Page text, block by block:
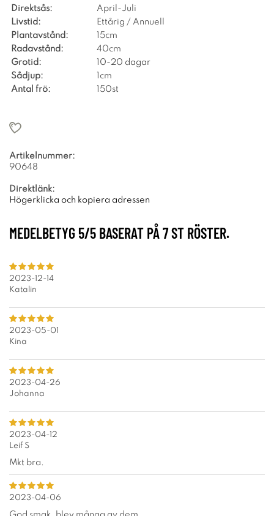
Direktsås:
April-Juli
Livstid:
Ettårig / Annuell
Plantavstånd:
15cm
Radavstånd:
40cm
Grotid:
10-20 dagar
Sådjup:
1cm
Antal frö:
150st
Artikelnummer:
90648
Direktlänk:
Högerklicka och kopiera adressen
MEDELBETYG 5/5 BASERAT PÅ7ST RÖSTER.
2023-12-14
Katalin
2023-05-01
Kina
2023-04-26
Johanna
2023-04-12
Leif S
Mkt bra.
2023-04-06